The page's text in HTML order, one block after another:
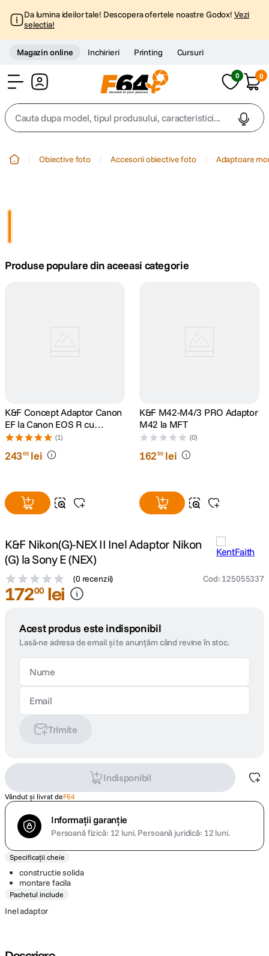
Da lumina ideilor tale! Descopera ofertele noastre Godox! Vezi
selectia!
Magazin online Inchirieri Printing Cursuri
0 0
Cauta dupa model, tipul produsului, caracteristici...
4. peak design
9. dji mic mini
10. dji osmo
Obiective foto Accesorii obiective foto Adaptoare
Produse populare din aceeasi categorie
K&F Concept Adaptor Canon
EF la Canon EOS R cu
autofocus
(1)
24300 lei
K&F M42-M4/3 PRO Adaptor
M42 la MFT
(0)
16200 lei
K&F Nikon(G)-NEX II Inel Adaptor Nikon
(G) la Sony E (NEX)
(0 recenzii) Cod: 125055337
17200 lei
Acest produs este indisponibil
Lasă-ne adresa de email și te anunțăm când revine în stoc.
Trimite
Indisponibil
Vândut și livrat deF64
Informații garanție
Persoană fizică: 12 luni.Persoană juridică: 12 luni.
Specificații cheie
constructie solida
montare facila
Pachetul include
Inel adaptor